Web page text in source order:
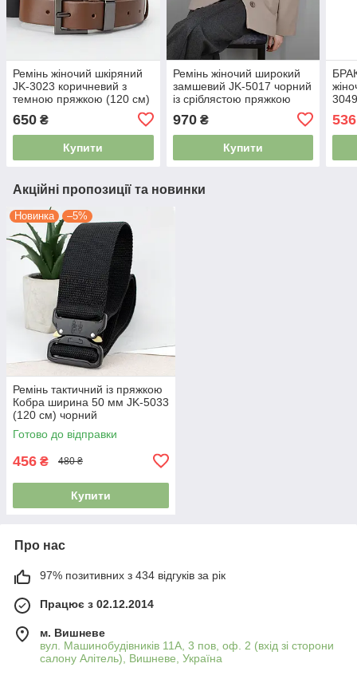
Ремінь жіночий шкіряний
JK-3023 коричневий з
темною пряжкою (120 см)
650 ₴
Купити
Ремінь жіночий широкий
замшевий JK-5017 чорний
із сріблястою пряжкою
970₴
Купити
536
Акційні пропозиції та новинки
Новинка –5%
Ремінь тактичний із пряжкою
Кобра ширина 50 мм JK-5033
(120 см) чорний
Готово до відправки
456 ₴ 480 ₴
Купити
Про нас
97% позитивних з 434 відгуків за рік
Працює з 02.12.2014
м. Вишневе
вул. Машинобудівників 11А, 3 пов, оф. 2 (вхід зі сторони
салону Алітель), Вишневе, Україна